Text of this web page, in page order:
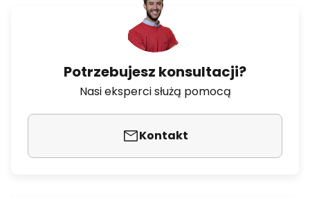
Potrzebujesz konsultacji?
Nasi eksperci służą pomocą
Kontakt